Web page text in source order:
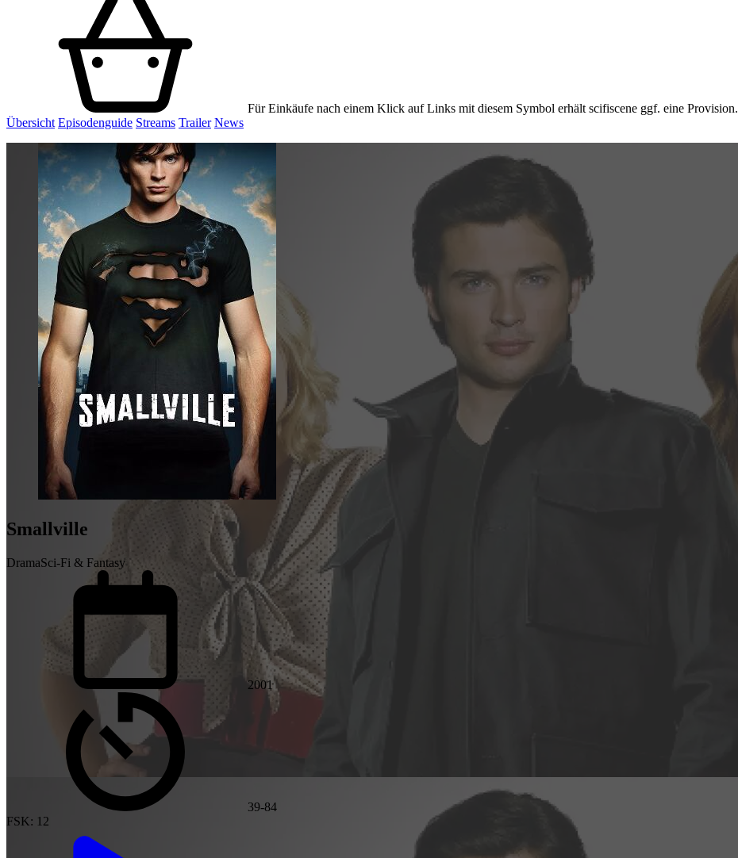
Für Einkäufe nach einem Klick auf Links mit diesem Symbol erhält scifiscene ggf. eine Provision.
Übersicht Episodenguide Streams Trailer News
Smallville
DramaSci-Fi & Fantasy
2001
39-84
FSK: 12